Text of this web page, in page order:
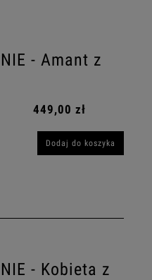
- Amant z
449,00 zł
Dodaj do koszyka
- Kobieta z